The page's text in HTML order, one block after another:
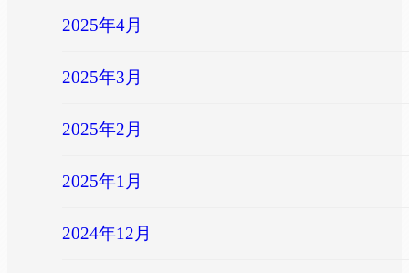
2025年4月
2025年3月
2025年2月
2025年1月
2024年12月